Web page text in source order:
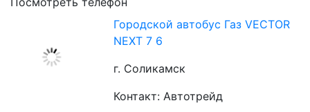
Городской автобус Газ VECTOR
NEXT 7 6
г. Соликамск
Контакт: Автотрейд